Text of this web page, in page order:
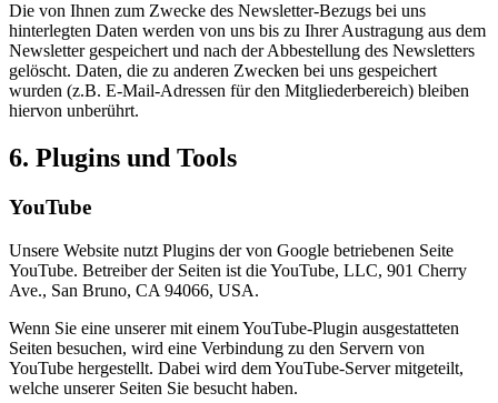
Die von Ihnen zum Zwecke des Newsletter-Bezugs bei uns
hinterlegten Daten werden von uns bis zu Ihrer Austragung aus dem
Newsletter gespeichert und nach der Abbestellung des Newsletters
gelöscht. Daten, die zu anderen Zwecken bei uns gespeichert
wurden (z.B. E-Mail-Adressen für den Mitgliederbereich) bleiben
hiervon unberührt.
6. Plugins und Tools
YouTube
Unsere Website nutzt Plugins der von Google betriebenen Seite
YouTube. Betreiber der Seiten ist die YouTube, LLC, 901 Cherry
Ave., San Bruno, CA 94066, USA.
Wenn Sie eine unserer mit einem YouTube-Plugin ausgestatteten
Seiten besuchen, wird eine Verbindung zu den Servern von
YouTube hergestellt. Dabei wird dem YouTube-Server mitgeteilt,
welche unserer Seiten Sie besucht haben.